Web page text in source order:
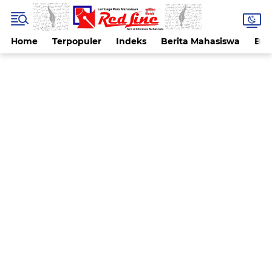
Home Terpopuler Indeks Berita Mahasiswa